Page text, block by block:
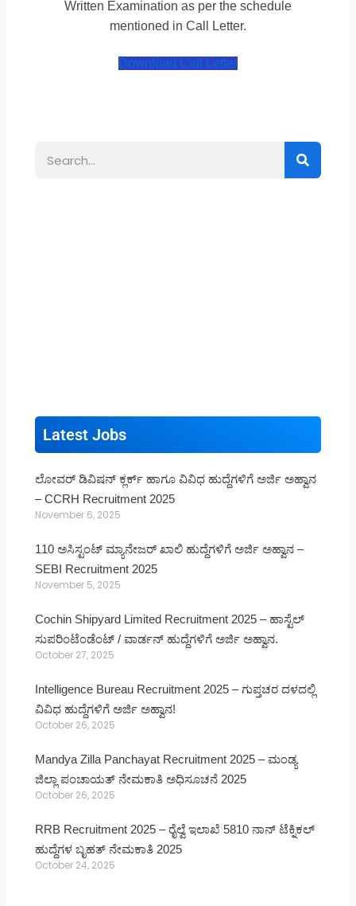
Written Examination as per the schedule
mentioned in Call Letter.
Download Call Letter
Search
Latest Jobs
ಲೋವರ್ ಡಿವಿಷನ್ ಕ್ಲರ್ಕ್ ಹಾಗೂ ವಿವಿಧ ಹುದ್ದೆಗಳಿಗೆ ಅರ್ಜಿ ಅಹ್ವಾನ
– CCRH Recruitment 2025
November 6, 2025
110 ಅಸಿಸ್ಟಂಟ್ ಮ್ಯಾನೇಜರ್ ಖಾಲಿ ಹುದ್ದೆಗಳಿಗೆ ಅರ್ಜಿ ಅಹ್ವಾನ –
SEBI Recruitment 2025
November 5, 2025
Cochin Shipyard Limited Recruitment 2025 – ಹಾಸ್ಟೆಲ್
ಸುಪರಿಂಟೆಂಡೆಂಟ್ / ವಾರ್ಡನ್ ಹುದ್ದೆಗಳಿಗೆ ಅರ್ಜಿ ಅಹ್ವಾನ.
October 27, 2025
Intelligence Bureau Recruitment 2025 – ಗುಪ್ತಚರ ದಳದಲ್ಲಿ
ವಿವಿಧ ಹುದ್ದೆಗಳಿಗೆ ಅರ್ಜಿ ಅಹ್ವಾನ!
October 26, 2025
Mandya Zilla Panchayat Recruitment 2025 – ಮಂಡ್ಯ
ಜಿಲ್ಲಾ ಪಂಚಾಯತ್ ನೇಮಕಾತಿ ಅಧಿಸೂಚನೆ 2025
October 26, 2025
RRB Recruitment 2025 – ರೈಲ್ವೆ ಇಲಾಖೆ 5810 ನಾನ್ ಟೆಕ್ನಿಕಲ್
ಹುದ್ದೆಗಳ ಬೃಹತ್ ನೇಮಕಾತಿ 2025
October 24, 2025